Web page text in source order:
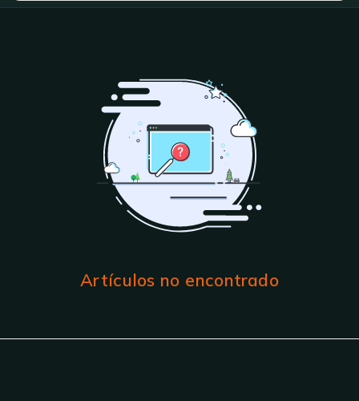
Artículos no encontrado